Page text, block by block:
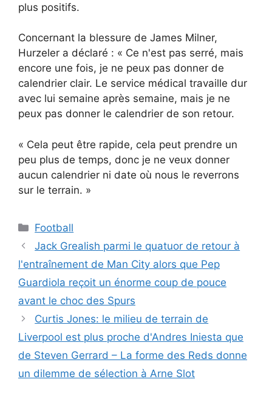
plus positifs.
Concernant la blessure de James Milner,
Hurzeler a déclaré : « Ce n'est pas serré, mais
encore une fois, je ne peux pas donner de
calendrier clair. Le service médical travaille dur
avec lui semaine après semaine, mais je ne
peux pas donner le calendrier de son retour.
« Cela peut être rapide, cela peut prendre un
peu plus de temps, donc je ne veux donner
aucun calendrier ni date où nous le reverrons
sur le terrain. »
Catégories
Football
Jack Grealish parmi le quatuor de retour à
l'entraînement de Man City alors que Pep
Guardiola reçoit un énorme coup de pouce
avant le choc des Spurs
Curtis Jones: le milieu de terrain de
Liverpool est plus proche d'Andres Iniesta que
de Steven Gerrard – La forme des Reds donne
un dilemme de sélection à Arne Slot